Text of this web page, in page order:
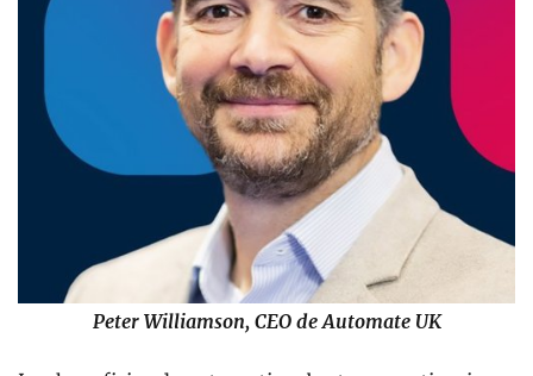
Peter Williamson, CEO deAutomate UK